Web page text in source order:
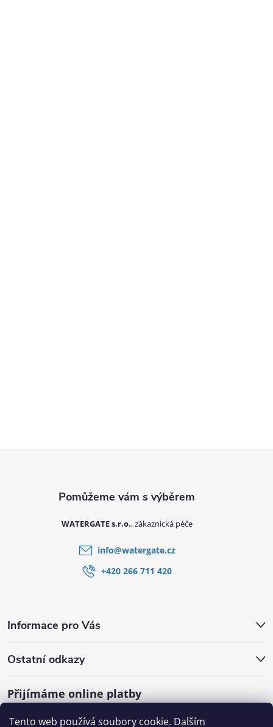
Tento web používá soubory cookie. Dalším
Informace pro Vás
Ostatní odkazy
Přijímáme online platby
WATERGATE s.r.o.
info@watergate.cz
+420 266 711 420